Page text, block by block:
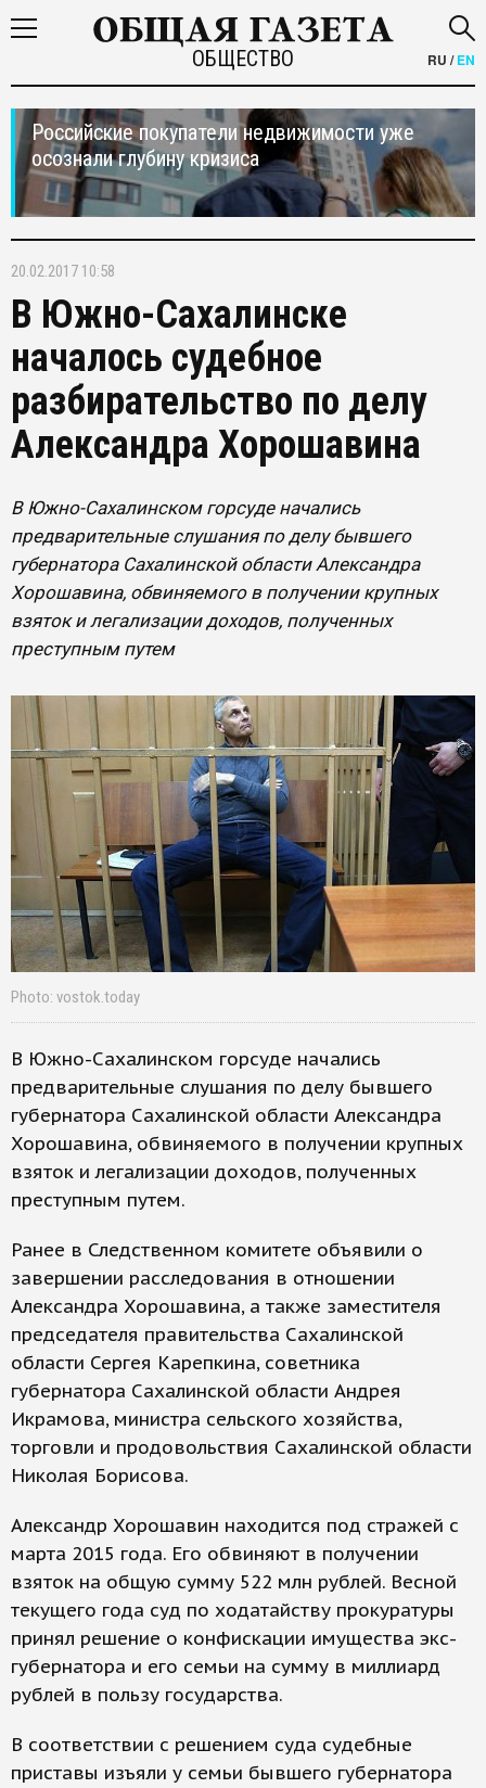
ОБЩЕСТВО RU /EN
Российские покупатели недвижимости уже
осознали глубину кризиса
20.02.2017 10:58
В Южно-Сахалинске
началось судебное
разбирательство по делу
Александра Хорошавина
В Южно-Сахалинском горсуде начались
предварительные слушания по делу бывшего
губернатора Сахалинской области Александра
Хорошавина, обвиняемого в получении крупных
взяток и легализации доходов, полученных
преступным путем
Photo: vostok.today
В Южно-Сахалинском горсуде начались
предварительные слушания по делу бывшего
губернатора Сахалинской области Александра
Хорошавина, обвиняемого в получении крупных
взяток и легализации доходов, полученных
преступным путем.
Ранее в Следственном комитете объявили о
завершении расследования в отношении
Александра Хорошавина, а также заместителя
председателя правительства Сахалинской
области Сергея Карепкина, советника
губернатора Сахалинской области Андрея
Икрамова, министра сельского хозяйства,
торговли и продовольствия Сахалинской области
Николая Борисова.
Александр Хорошавин находится под стражей с
марта 2015 года. Его обвиняют в получении
взяток на общую сумму 522 млн рублей. Весной
текущего года суд по ходатайству прокуратуры
принял решение о конфискации имущества экс-
губернатора и его семьи на сумму в миллиард
рублей в пользу государства.
В соответствии с решением суда судебные
приставы изъяли у семьи бывшего губернатора